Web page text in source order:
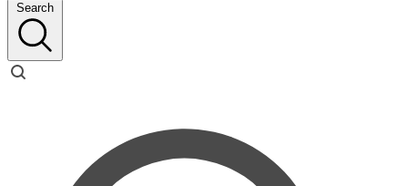
Search